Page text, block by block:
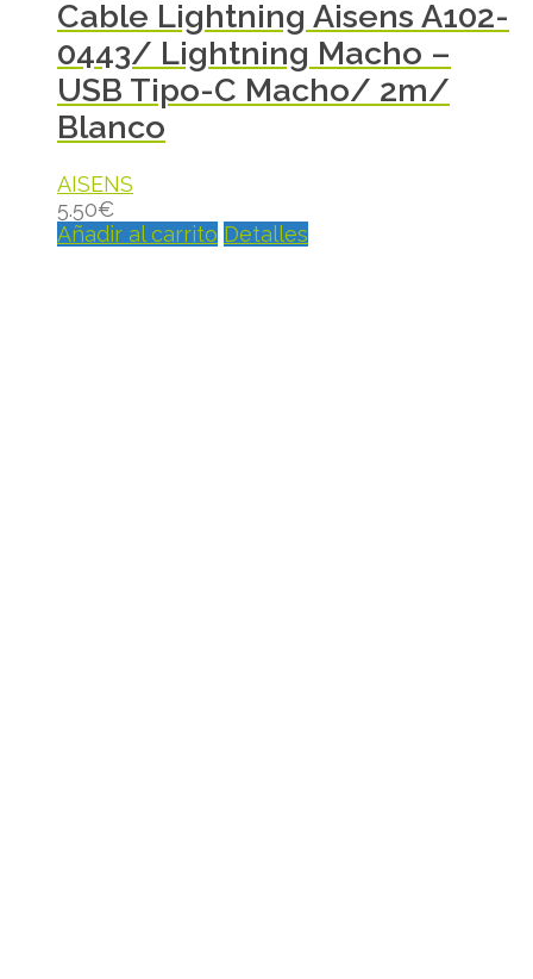
Cable Lightning Aisens A102-
0443/ Lightning Macho –
USB Tipo-C Macho/ 2m/
Blanco
AISENS
5.50€
Añadir al carrito Detalles